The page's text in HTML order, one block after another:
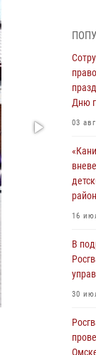
В
30
29
ходе
При
Дню
03
16
В
30